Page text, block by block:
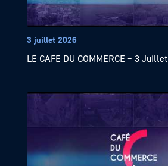
3 juillet 2026
LE CAFE DU COMMERCE – 3 Juillet